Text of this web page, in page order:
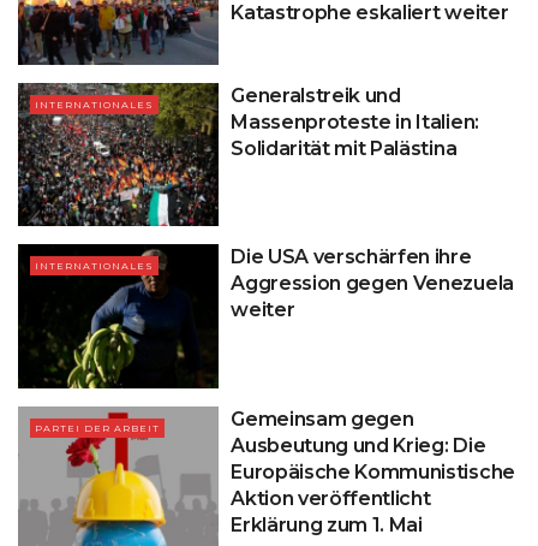
Katastrophe eskaliert weiter
INTERNATIONALES
Generalstreik und
Massenproteste in Italien:
Solidarität mit Palästina
INTERNATIONALES
Die USA verschärfen ihre
Aggression gegen Venezuela
weiter
PARTEI DER ARBEIT
Gemeinsam gegen
Ausbeutung und Krieg: Die
Europäische Kommunistische
Aktion veröffentlicht
Erklärung zum 1. Mai